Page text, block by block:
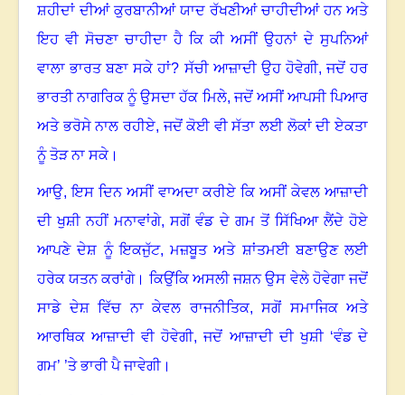
ਸ਼ਹੀਦਾਂ ਦੀਆਂ ਕੁਰਬਾਨੀਆਂ ਯਾਦ ਰੱਖਣੀਆਂ ਚਾਹੀਦੀਆਂ ਹਨ ਅਤੇ
ਇਹ ਵੀ ਸੋਚਣਾ ਚਾਹੀਦਾ ਹੈ ਕਿ ਕੀ ਅਸੀਂ ਉਹਨਾਂ ਦੇ ਸੁਪਨਿਆਂ
ਵਾਲਾ ਭਾਰਤ ਬਣਾ ਸਕੇ ਹਾਂ? ਸੱਚੀ ਆਜ਼ਾਦੀ ਉਹ ਹੋਵੇਗੀ, ਜਦੋਂ ਹਰ
ਭਾਰਤੀ ਨਾਗਰਿਕ ਨੂੰ ਉਸਦਾ ਹੱਕ ਮਿਲੇ,ਜਦੋਂ ਅਸੀਂ ਆਪਸੀ ਪਿਆਰ
ਅਤੇ ਭਰੋਸੇ ਨਾਲ ਰਹੀਏ,ਜਦੋਂ ਕੋਈ ਵੀ ਸੱਤਾ ਲਈ ਲੋਕਾਂ ਦੀ ਏਕਤਾ
ਨੂੰ ਤੋੜ ਨਾ ਸਕੇ।
ਆਉ,ਇਸ ਦਿਨ ਅਸੀਂ ਵਾਅਦਾ ਕਰੀਏ ਕਿ ਅਸੀਂ ਕੇਵਲ ਆਜ਼ਾਦੀ
ਦੀ ਖੁਸ਼ੀ ਨਹੀਂ ਮਨਾਵਾਂਗੇ,ਸਗੋਂ ਵੰਡ ਦੇ ਗਮ ਤੋਂ ਸਿੱਖਿਆ ਲੈਂਦੇ ਹੋਏ
ਆਪਣੇ ਦੇਸ਼ ਨੂੰ ਇਕਜੁੱਟ, ਮਜ਼ਬੂਤ ਅਤੇ ਸ਼ਾਂਤਮਈ ਬਣਾਉਣ ਲਈ
ਹਰੇਕ ਯਤਨ ਕਰਾਂਗੇ। ਕਿਉਂਕਿ ਅਸਲੀ ਜਸ਼ਨ ਉਸ ਵੇਲੇ ਹੋਵੇਗਾ ਜਦੋਂ
ਸਾਡੇ ਦੇਸ਼ ਵਿੱਚ ਨਾ ਕੇਵਲ ਰਾਜਨੀਤਿਕ, ਸਗੋਂ ਸਮਾਜਿਕ ਅਤੇ
ਆਰਥਿਕ ਆਜ਼ਾਦੀ ਵੀ ਹੋਵੇਗੀ,ਜਦੋਂ ਆਜ਼ਾਦੀ ਦੀ ਖੁਸ਼ੀ ‘ਵੰਡ ਦੇ
ਗਮ’ ’ਤੇ ਭਾਰੀ ਪੈ ਜਾਵੇਗੀ।